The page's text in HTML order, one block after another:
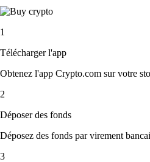
1
Télécharger l'app
Obtenez l'app Crypto.com sur votre
2
Déposer des fonds
Déposez des fonds par virement
3